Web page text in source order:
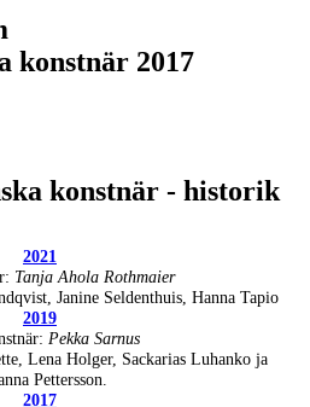
konstnär 2017
konstnär - historik
2021
Tanja Ahola Rothmaier
Janine Seldenthuis, Hanna Tapio
2019
Pekka Sarnus
Lena Holger, Sackarias Luhanko ja
Pettersson.
2017